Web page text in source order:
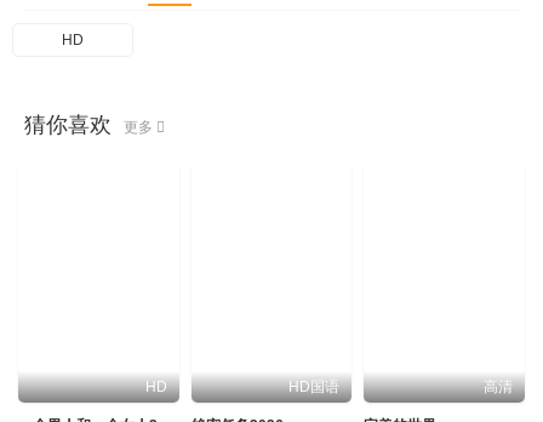
HD
猜你喜欢 更多
HD HD国语 高清